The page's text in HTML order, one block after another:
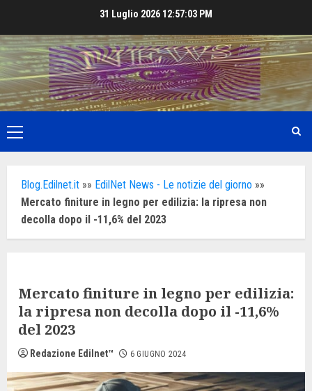
content
31 Luglio 2026 12:57:05 PM
Primary
Menu
Blog.Edilnet.it »» EdilNet News - Le notizie del giorno »»
Mercato finiture in legno per edilizia: la ripresa non
decolla dopo il -11,6% del 2023
Mercato finiture in legno per edilizia:
la ripresa non decolla dopo il -11,6%
del 2023
Redazione Edilnet™ 6 GIUGNO 2024